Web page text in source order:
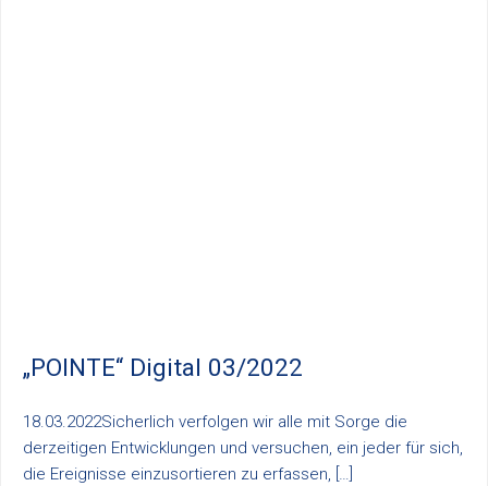
„POINTE“ Digital 03/2022
18.03.2022Sicherlich verfolgen wir alle mit Sorge die
derzeitigen Entwicklungen und versuchen, ein jeder für sich,
die Ereignisse einzusortieren zu erfassen, […]